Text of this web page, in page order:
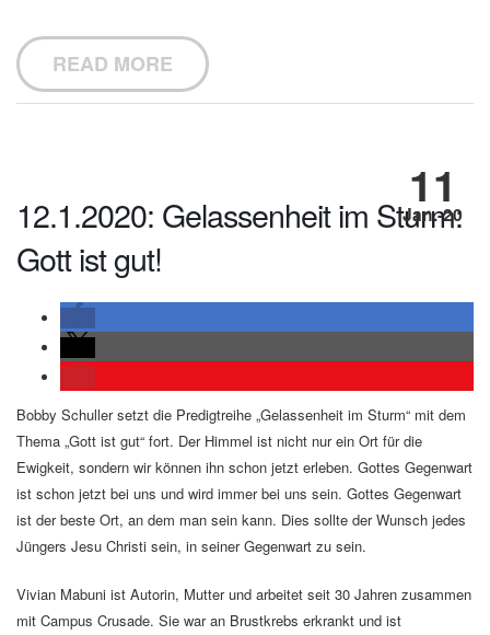
READ MORE
11
Jan.-20
12.1.2020: Gelassenheit im Sturm:
Gott ist gut!
Bobby Schuller setzt die Predigtreihe „Gelassenheit im Sturm“ mit dem
Thema „Gott ist gut“ fort. Der Himmel ist nicht nur ein Ort für die
Ewigkeit, sondern wir können ihn schon jetzt erleben. Gottes Gegenwart
ist schon jetzt bei uns und wird immer bei uns sein. Gottes Gegenwart
ist der beste Ort, an dem man sein kann. Dies sollte der Wunsch jedes
Jüngers Jesu Christi sein, in seiner Gegenwart zu sein.
Vivian Mabuni ist Autorin, Mutter und arbeitet seit 30 Jahren zusammen
mit Campus Crusade. Sie war an Brustkrebs erkrankt und ist